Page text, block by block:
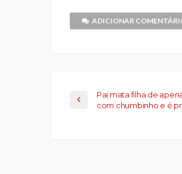
um
em
ADICIONAR
Pai mata filha de
com chumbinho e é